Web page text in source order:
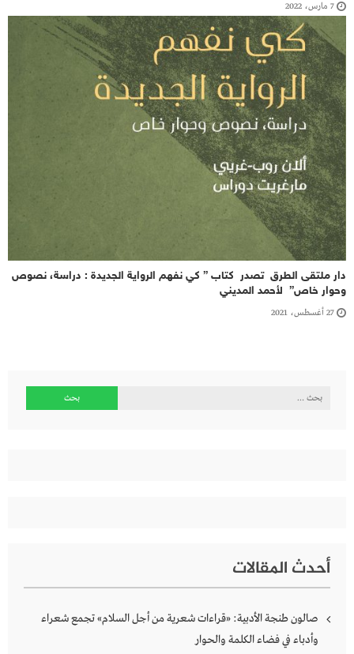
7 مارس، 2022
دار ملتقى الطرق تصدر كتاب ” كي نفهم الرواية الجديدة : دراسة، نصوص
وحوار خاص” لأحمد المديني
27 أغسطس، 2021
البحث
أحدث المقالات
صالون طنجة الأدبية: «قراءات شعرية من أجل السلام» تجمع شعراء
وأدباء في فضاء الكلمة والحوار